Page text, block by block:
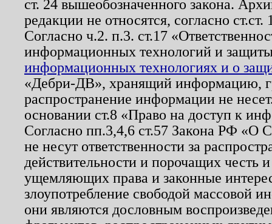
ст. 24 вышеобозначенного закона.
редакции не относятся, согласно
Согласно ч.2. п.3. ст.17
информационных технологий и
информационных технологиях и о
«Дебри-ДВ», хранящий информацию,
распространение информации не
основании ст.8 «Право на доступ к
Согласно пп.3,4,6 ст.57 Закона РФ «О
не несут ответственности за
действительности и порочащих честь
ущемляющих права и законные
злоупотребление свободой массовой
они являются дословным